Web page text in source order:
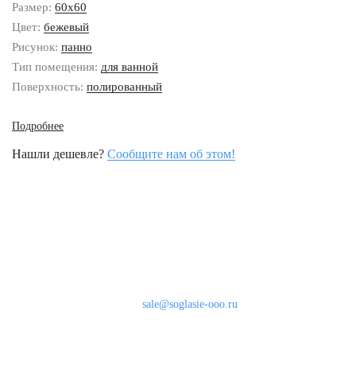
Размер: 60x60
Цвет: бежевый
Рисунок: панно
Тип помещения: для ванной
Поверхность: полированный
Подробнее
Нашли дешевле? Сообщите нам об этом!
sale@soglasie-ooo.ru